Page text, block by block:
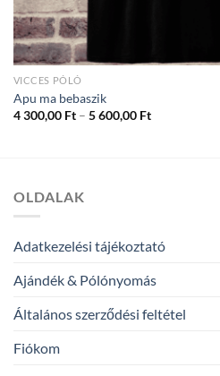
VICCES PÓLÓ
Apu ma bebaszik
4 300,00 Ft – 5 600,00 FtÁrtartomány:
OLDALAK
Adatkezelési tájékoztató
Ajándék & Pólónyomás
Általános szerződési feltétel
Fiókom